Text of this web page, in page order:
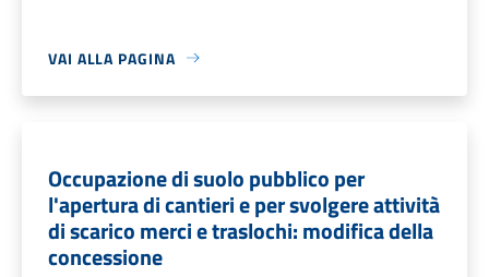
VAI ALLA PAGINA
Occupazione di suolo pubblico per
l'apertura di cantieri e per svolgere attività
di scarico merci e traslochi: modifica della
concessione